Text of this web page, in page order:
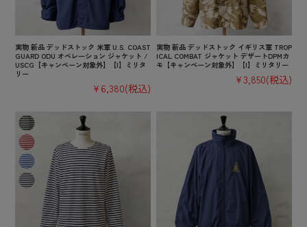
実物 新品 デッドストック 米軍 U.S. COAST
GUARD ODU オペレーション ジャケット /
USCG【キャンペーン対象外】【I】ミリタ
リー
¥6,380(税込)
実物 新品 デッドストック イギリス軍 TROP
ICAL COMBAT ジャケット デザートDPMカ
モ【キャンペーン対象外】【I】ミリタリー
¥3,850(税込)